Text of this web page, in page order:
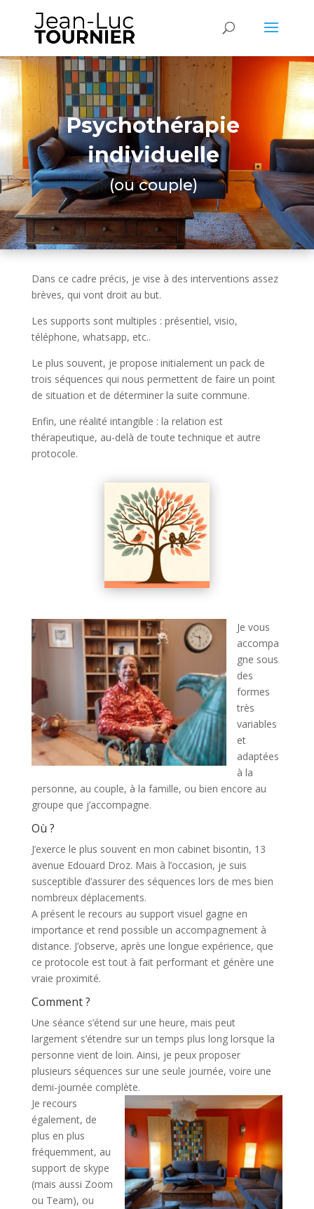
Psychothérapie
individuelle
(ou couple)
Dans ce cadre précis, je vise à des interventions assez
brèves, qui vont droit au but.
Les supports sont multiples : présentiel, visio,
téléphone, whatsapp, etc..
Le plus souvent, je propose initialement un pack de
trois séquences qui nous permettent de faire un point
de situation et de déterminer la suite commune.
Enfin, une réalité intangible : la relation est
thérapeutique, au-delà de toute technique et autre
protocole.
Je vous
accompa
gne sous
des
formes
très
variables
et
adaptées
à la
personne, au couple, à la famille, ou bien encore au
groupe que j’accompagne.
Où ?
J’exerce le plus souvent en mon cabinet bisontin, 13
avenue Edouard Droz. Mais à l’occasion, je suis
susceptible d’assurer des séquences lors de mes bien
nombreux déplacements.
A présent le recours au support visuel gagne en
importance et rend possible un accompagnement à
distance. J’observe, après une longue expérience, que
ce protocole est tout à fait performant et génère une
vraie proximité.
Comment ?
Une séance s’étend sur une heure, mais peut
largement s’étendre sur un temps plus long lorsque la
personne vient de loin. Ainsi, je peux proposer
plusieurs séquences sur une seule journée, voire une
demi-journée complète.
Je recours
également, de
plus en plus
fréquemment, au
support de skype
(mais aussi Zoom
ou Team), ou